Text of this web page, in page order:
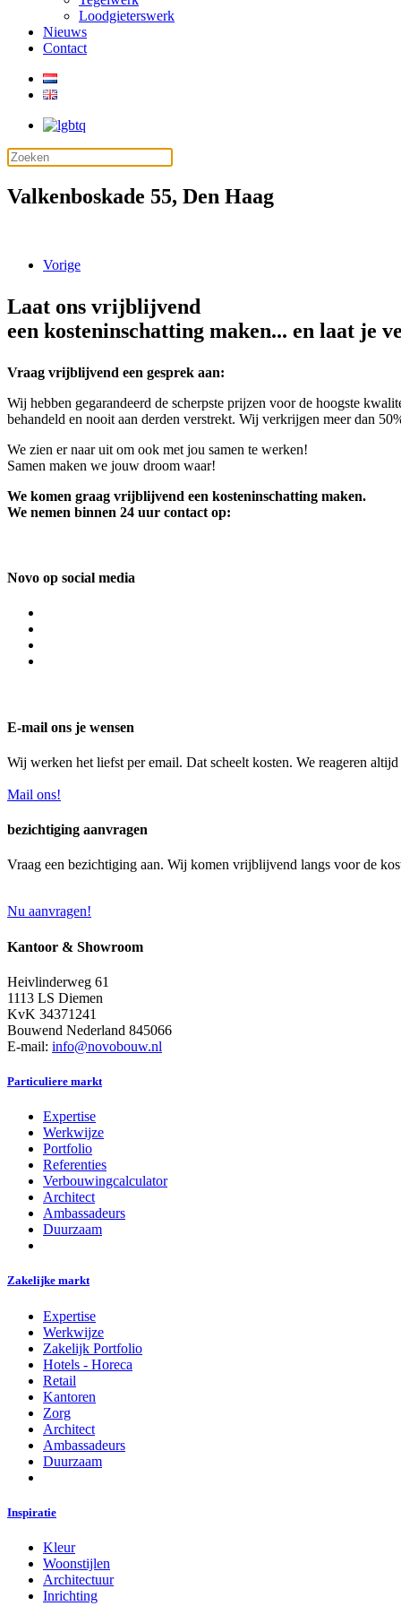
Loodgieterswerk
Nieuws
Contact
Valkenboskade 55, Den Haag
Vorige
Laat ons vrijblijvend
een kosteninschatting maken... en laat je
Vraag vrijblijvend een gesprek aan:
Wij hebben gegarandeerd de scherpste prijzen voor de hoogste
behandeld en nooit aan derden verstrekt. Wij verkrijgen meer dan
We zien er naar uit om ook met jou samen te werken!
Samen maken we jouw droom waar!
We komen graag vrijblijvend een kosteninschatting maken.
We nemen binnen 24 uur contact op:
Novo op social media
E-mail ons je wensen
Wij werken het liefst per email. Dat scheelt kosten. We reageren
Mail ons!
bezichtiging aanvragen
Vraag een bezichtiging aan. Wij komen vrijblijvend langs voor de
Nu aanvragen!
Kantoor & Showroom
Heivlinderweg 61
1113 LS Diemen
KvK 34371241
Bouwend Nederland 845066
E-mail: info@novobouw.nl
Particuliere markt
Expertise
Werkwijze
Portfolio
Referenties
Verbouwingcalculator
Architect
Ambassadeurs
Duurzaam
Zakelijke markt
Expertise
Werkwijze
Zakelijk Portfolio
Hotels - Horeca
Retail
Kantoren
Zorg
Architect
Ambassadeurs
Duurzaam
Inspiratie
Kleur
Woonstijlen
Architectuur
Inrichting